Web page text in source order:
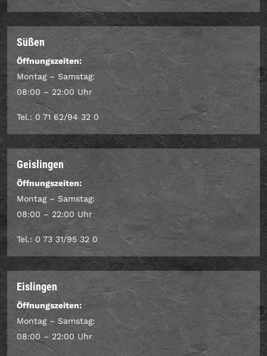
Süßen
Öffnungszeiten:
Montag – Samstag:
08:00 – 22:00 Uhr
Tel.: 0 71 62/94 32 0
Geislingen
Öffnungszeiten:
Montag – Samstag:
08:00 – 22:00 Uhr
Tel.: 0 73 31/95 32 0
Eislingen
Öffnungszeiten:
Montag – Samstag:
08:00 – 22:00 Uhr